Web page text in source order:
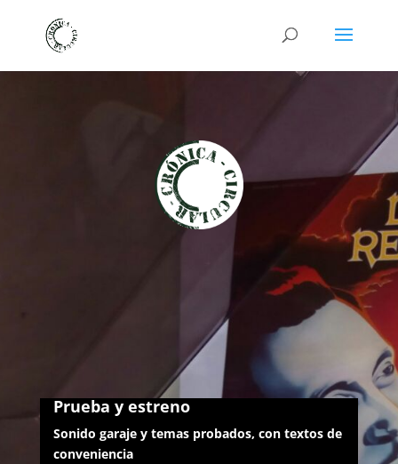
Prueba y estreno
Sonido garaje y temas probados, con textos de
conveniencia